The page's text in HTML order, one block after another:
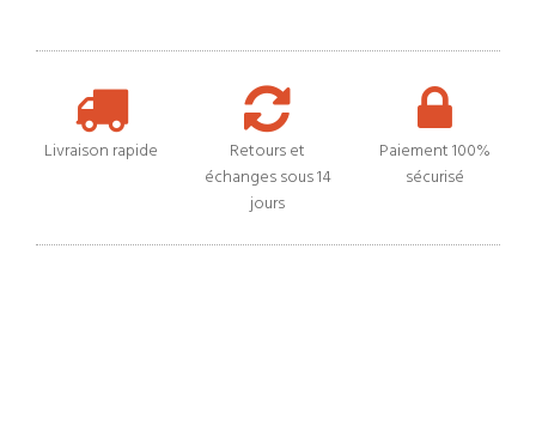
Livraison rapide
Retours et
échanges sous 14
jours
Paiement 100%
sécurisé